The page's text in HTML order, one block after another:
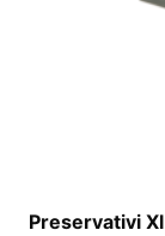
Preservativi